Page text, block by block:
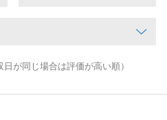
が同じ場合は評価が高い順）